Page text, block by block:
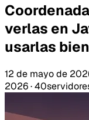
verlas en
usarlas bien
12 de mayo de
2026·